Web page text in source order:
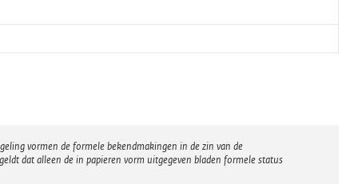
vormen de formele bekendmakingen in de zin van de
dat alleen de in papieren vorm uitgegeven bladen formele status